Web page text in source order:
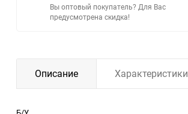
Вы оптовый покупатель? Для Вас
предусмотрена скидка!
Описание Характеристики